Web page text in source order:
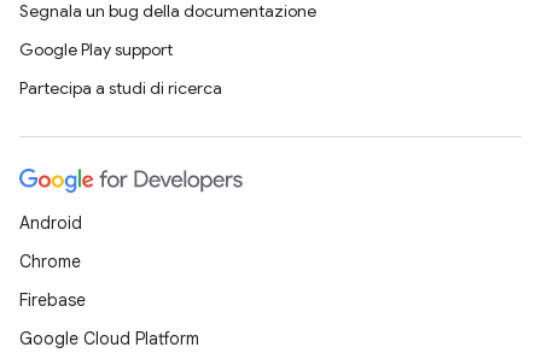
Segnala un bug della documentazione
Google Play support
Partecipa a studi di ricerca
Android
Chrome
Firebase
Google Cloud Platform